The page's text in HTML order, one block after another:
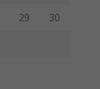
29 30